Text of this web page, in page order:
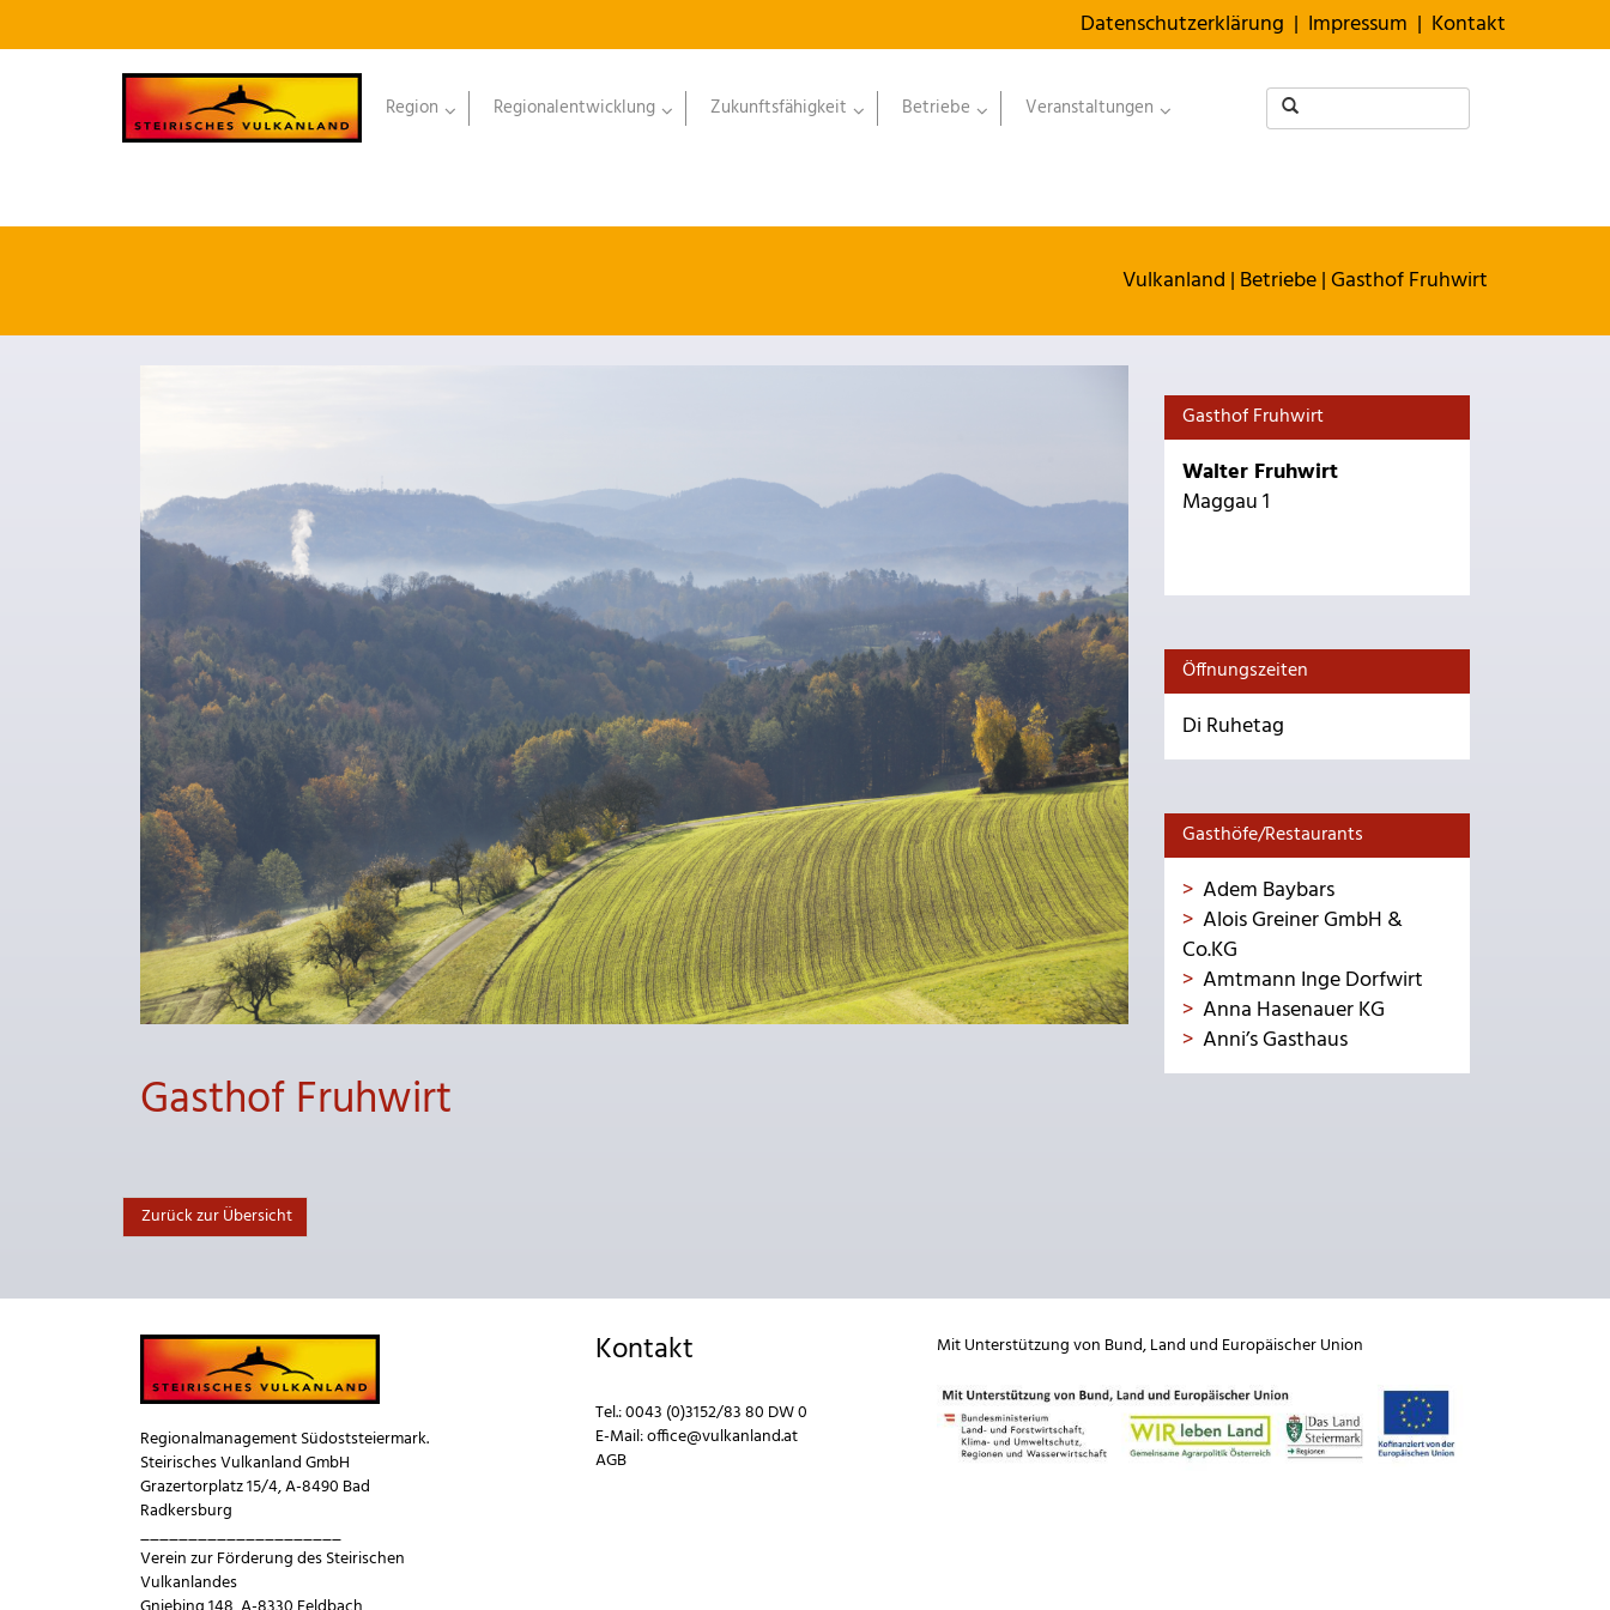
Datenschutzerklärung | Impressum | Kontakt
Region Regionalentwicklung Zukunftsfähigkeit Betriebe Veranstaltungen
Vulkanland | Betriebe|Gasthof Fruhwirt
Gasthof Fruhwirt
Zurück zur Übersicht
Gasthof Fruhwirt
Walter Fruhwirt
Maggau 1
Öffnungszeiten
Di Ruhetag
Gasthöfe/Restaurants
Adem Baybars
Alois Greiner GmbH &
Co.KG
Amtmann Inge Dorfwirt
Anna Hasenauer KG
Anni’s Gasthaus
Regionalmanagement Südoststeiermark.
Steirisches Vulkanland GmbH
Grazertorplatz 15/4, A-8490 Bad
Radkersburg
_____________________
Verein zur Förderung des Steirischen
Vulkanlandes
Kontakt
Tel.:0043 (0)3152/83 80 DW 0
E-Mail:office@vulkanland.at
AGB
Mit Unterstützung von Bund,Land und Europäischer Union